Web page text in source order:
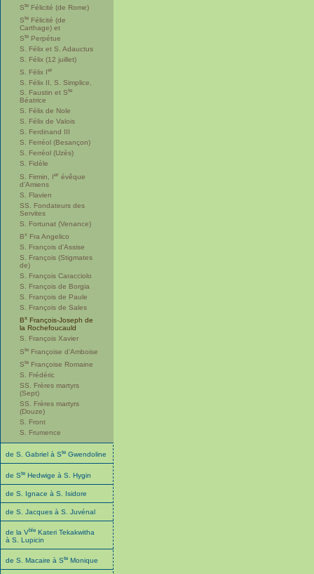
Ste Félicité (de Rome)
Ste Félicité (de
Carthage) et
Ste Perpétue
S. Félix et S. Adauctus
S. Félix (12 juillet)
S. Félix Ier
S. Félix II, S. Simplice,
S. Faustin et Ste
Béatrice
S. Félix de Nole
S. Félix de Valois
S. Ferdinand III
S. Ferréol (Besançon)
S. Ferréol (Uzès)
S. Fidèle
S. Firmin, Ier évêque
d’Amiens
S. Flavien
SS. Fondateurs des
Servites
S. Fortunat (Venance)
Bx Fra Angelico
S. François d’Assise
S. François (Stigmates
de)
S. François Caracciolo
S. François de Borgia
S. François de Paule
S. François de Sales
Bx François-Joseph de
la Rochefoucauld
S. François Xavier
Ste Françoise d’Amboise
Ste Françoise Romaine
S. Frédéric
SS. Frères martyrs
(Sept)
SS. Frères martyrs
(Douze)
S. Front
S. Frumence
de S. Gabriel à Ste Gwendoline
de Ste Hedwige à S. Hygin
de S. Ignace à S. Isidore
de S. Jacques à S. Juvénal
de la Vble Kateri Tekakwitha
à S. Lupicin
de S. Macaire à Ste Monique